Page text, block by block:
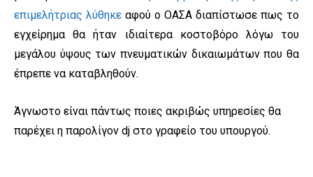
επιμελήτριας λύθηκε αφού ο ΟΑΣΑ διαπίστωσε πως το
εγχείρημα θα ήταν ιδιαίτερα κοστοβόρο λόγω του
μεγάλου ύψους των πνευματικών δικαιωμάτων που θα
έπρεπε να καταβληθούν.
Άγνωστο είναι πάντως ποιες ακριβώς υπηρεσίες θα
παρέχει η παρολίγον dj στο γραφείο του υπουργού.